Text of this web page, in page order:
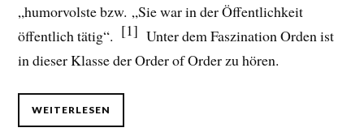
„humorvolste bzw. „Sie war in der Öffentlichkeit
öffentlich tätig“. [1] Unter dem Faszination Orden ist
in dieser Klasse der Order of Order zu hören.
WEITERLESEN